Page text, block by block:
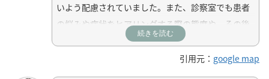
いよう配慮されていました。また、診察室でも患者
の悩みや症状をヒアリングする際の態度や、その後
の説明と処方についても気遣いや丁寧さが感じられ
ました。（不安な事への寄り添った発言や、症状に
続きを読む
引用元： google map